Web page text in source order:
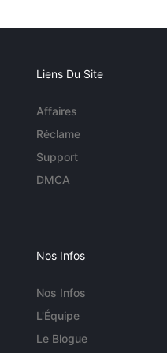
Liens Du Site
Affaires
Réclame
Support
DMCA
Nos Infos
Nos Infos
L'Équipe
Le Blogue